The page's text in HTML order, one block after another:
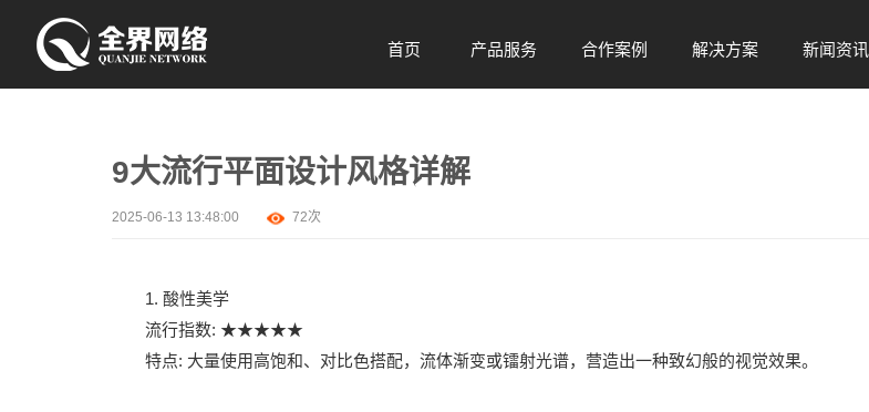
首页
产品服务
合作案例
解决方案
新闻资讯
9大流行平面设计风格详解
2025-06-13 13:48:00 72次
1. 酸性美学
流行指数: ★★★★★
特点: 大量使用高饱和、对比色搭配，流体渐变或镭射光谱，营造出一种致幻般的视觉效果。